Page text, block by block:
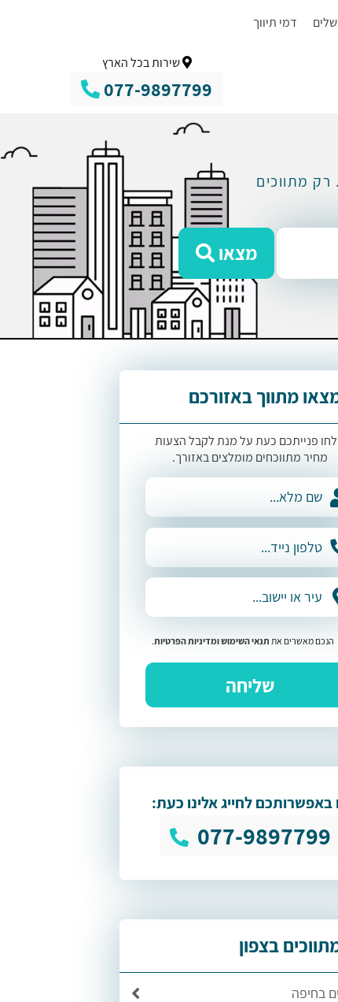
דמי תיווך
שירות בכל הארץ
077-9897799
מתווכים
מצאו
מתווך באזורכם
פנייתכם כעת על מנת לקבל הצעות
מחיר מתווכחים מומלצים באזורך.
הנכם מאשרים את תנאי השימושומדיניות הפרטיות.
באפשרותכם לחייג אלינו כעת:
077-9897799
בצפון
בחיפה